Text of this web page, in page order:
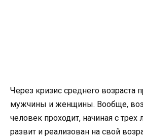
Через кризис среднего возраста
мужчины и женщины. Вообще,
человек проходит, начиная с
развит и реализован на свой